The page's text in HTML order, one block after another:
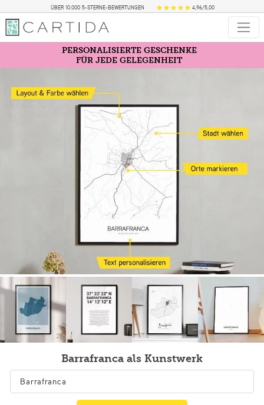
ÜBER 10.000 5-STERNE-BEWERTUNGEN 4,96/5,00
PERSONALISIERTE GESCHENKE
FÜR JEDE GELEGENHEIT
Barrafranca als Kunstwerk